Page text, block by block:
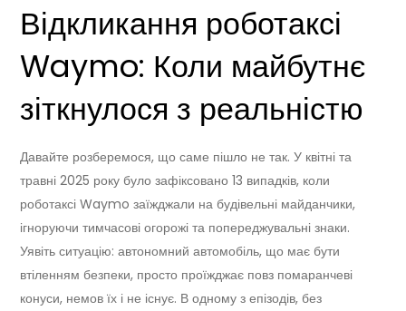
Відкликання роботаксі
Waymo: Коли майбутнє
зіткнулося з реальністю
Давайте розберемося, що саме пішло не так. У квітні та
травні 2025 року було зафіксовано 13 випадків, коли
роботаксі Waymo заїжджали на будівельні майданчики,
ігноруючи тимчасові огорожі та попереджувальні знаки.
Уявіть ситуацію: автономний автомобіль, що має бути
втіленням безпеки, просто проїжджає повз помаранчеві
конуси, немов їх і не існує. В одному з епізодів, без